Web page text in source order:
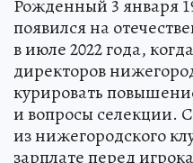
Рожденный 3 января
появился на
в июле 2022 года,
директоров
курировать
и вопросы селекции.
из нижегородского
зарплате перед